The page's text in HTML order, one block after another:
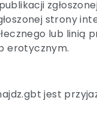
strony
lub linią
erotycznym.
jest